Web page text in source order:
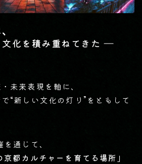
、
文化を積み重ねてきた ―
未来表現を軸に、
“新しい文化の灯り”をともして
通じて、
京都カルチャーを育てる場所」